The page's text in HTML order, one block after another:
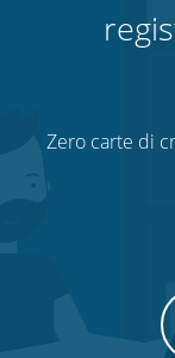
Zero carte di